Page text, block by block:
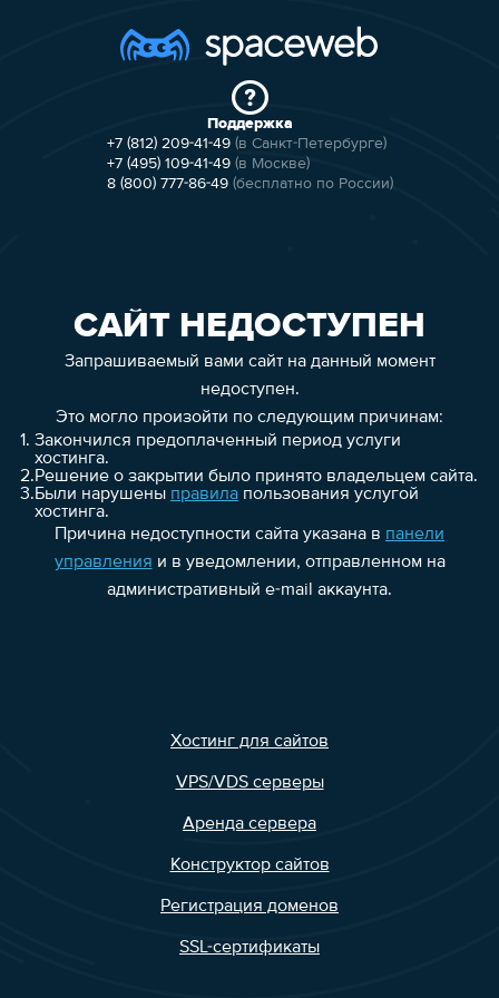
Поддержка
+7 (812) 209-41-49 (в Санкт-Петербурге)
+7 (495) 109-41-49 (в Москве)
8 (800) 777-86-49 (бесплатно по России)
САЙТ НЕДОСТУПЕН
Запрашиваемый вами сайт на данный момент
недоступен.
Это могло произойти по следующим причинам:
1. Закончился предоплаченный период услуги
хостинга.
2.Решение о закрытии было принято владельцем сайта.
3.Были нарушены правилапользования услугой
хостинга.
Причина недоступности сайта указана в панели
управления и в уведомлении, отправленном на
административный e-mail аккаунта.
Хостинг для сайтов
VPS/VDS серверы
Аренда сервера
Конструктор сайтов
Регистрация доменов
SSL-сертификаты